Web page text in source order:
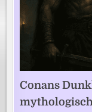
Conans